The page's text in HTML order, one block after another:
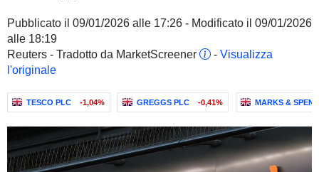
Pubblicato il 09/01/2026 alle 17:26 - Modificato il 09/01/2026
alle 18:19
Reuters - Tradotto da MarketScreener
- Visualizza
l'originale
TESCO PLC -1,04% GREGGS PLC -0,41% MARKS &